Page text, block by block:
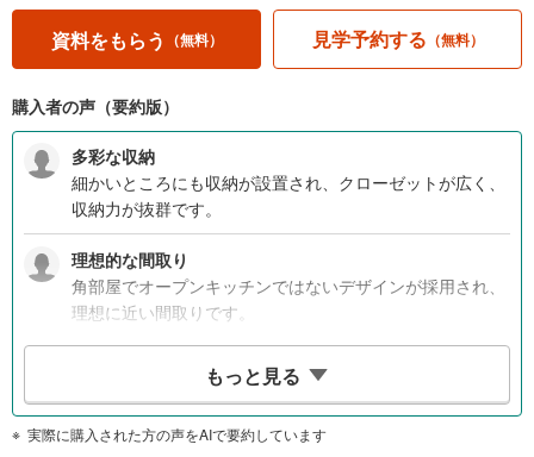
資料をもらう （無料） 見学予約する （無料）
購入者の声（要約版）
多彩な収納
細かいところにも収納が設置され、クローゼットが広く、
収納力が抜群です。
理想的な間取り
角部屋でオープンキッチンではないデザインが採用され、
理想に近い間取りです。
始発駅まで徒歩4分という便利な立地で、周辺には生活に
必要な店舗が揃っています。
もっと見る
実際に購入された方の声をAIで要約しています